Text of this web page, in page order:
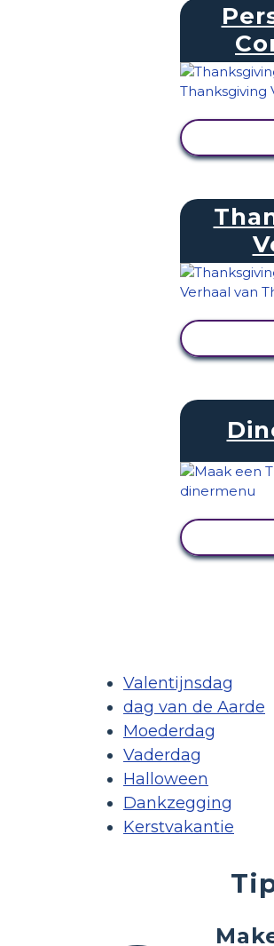
Valentijnsdag
dag van de Aarde
Moederdag
Vaderdag
Halloween
Dankzegging
Kerstvakantie